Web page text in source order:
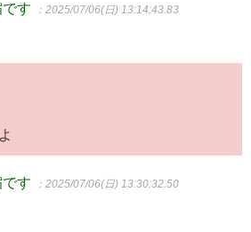
す ：2025/07/06(日) 13:14:43.83
す ：2025/07/06(日) 13:30:32.50